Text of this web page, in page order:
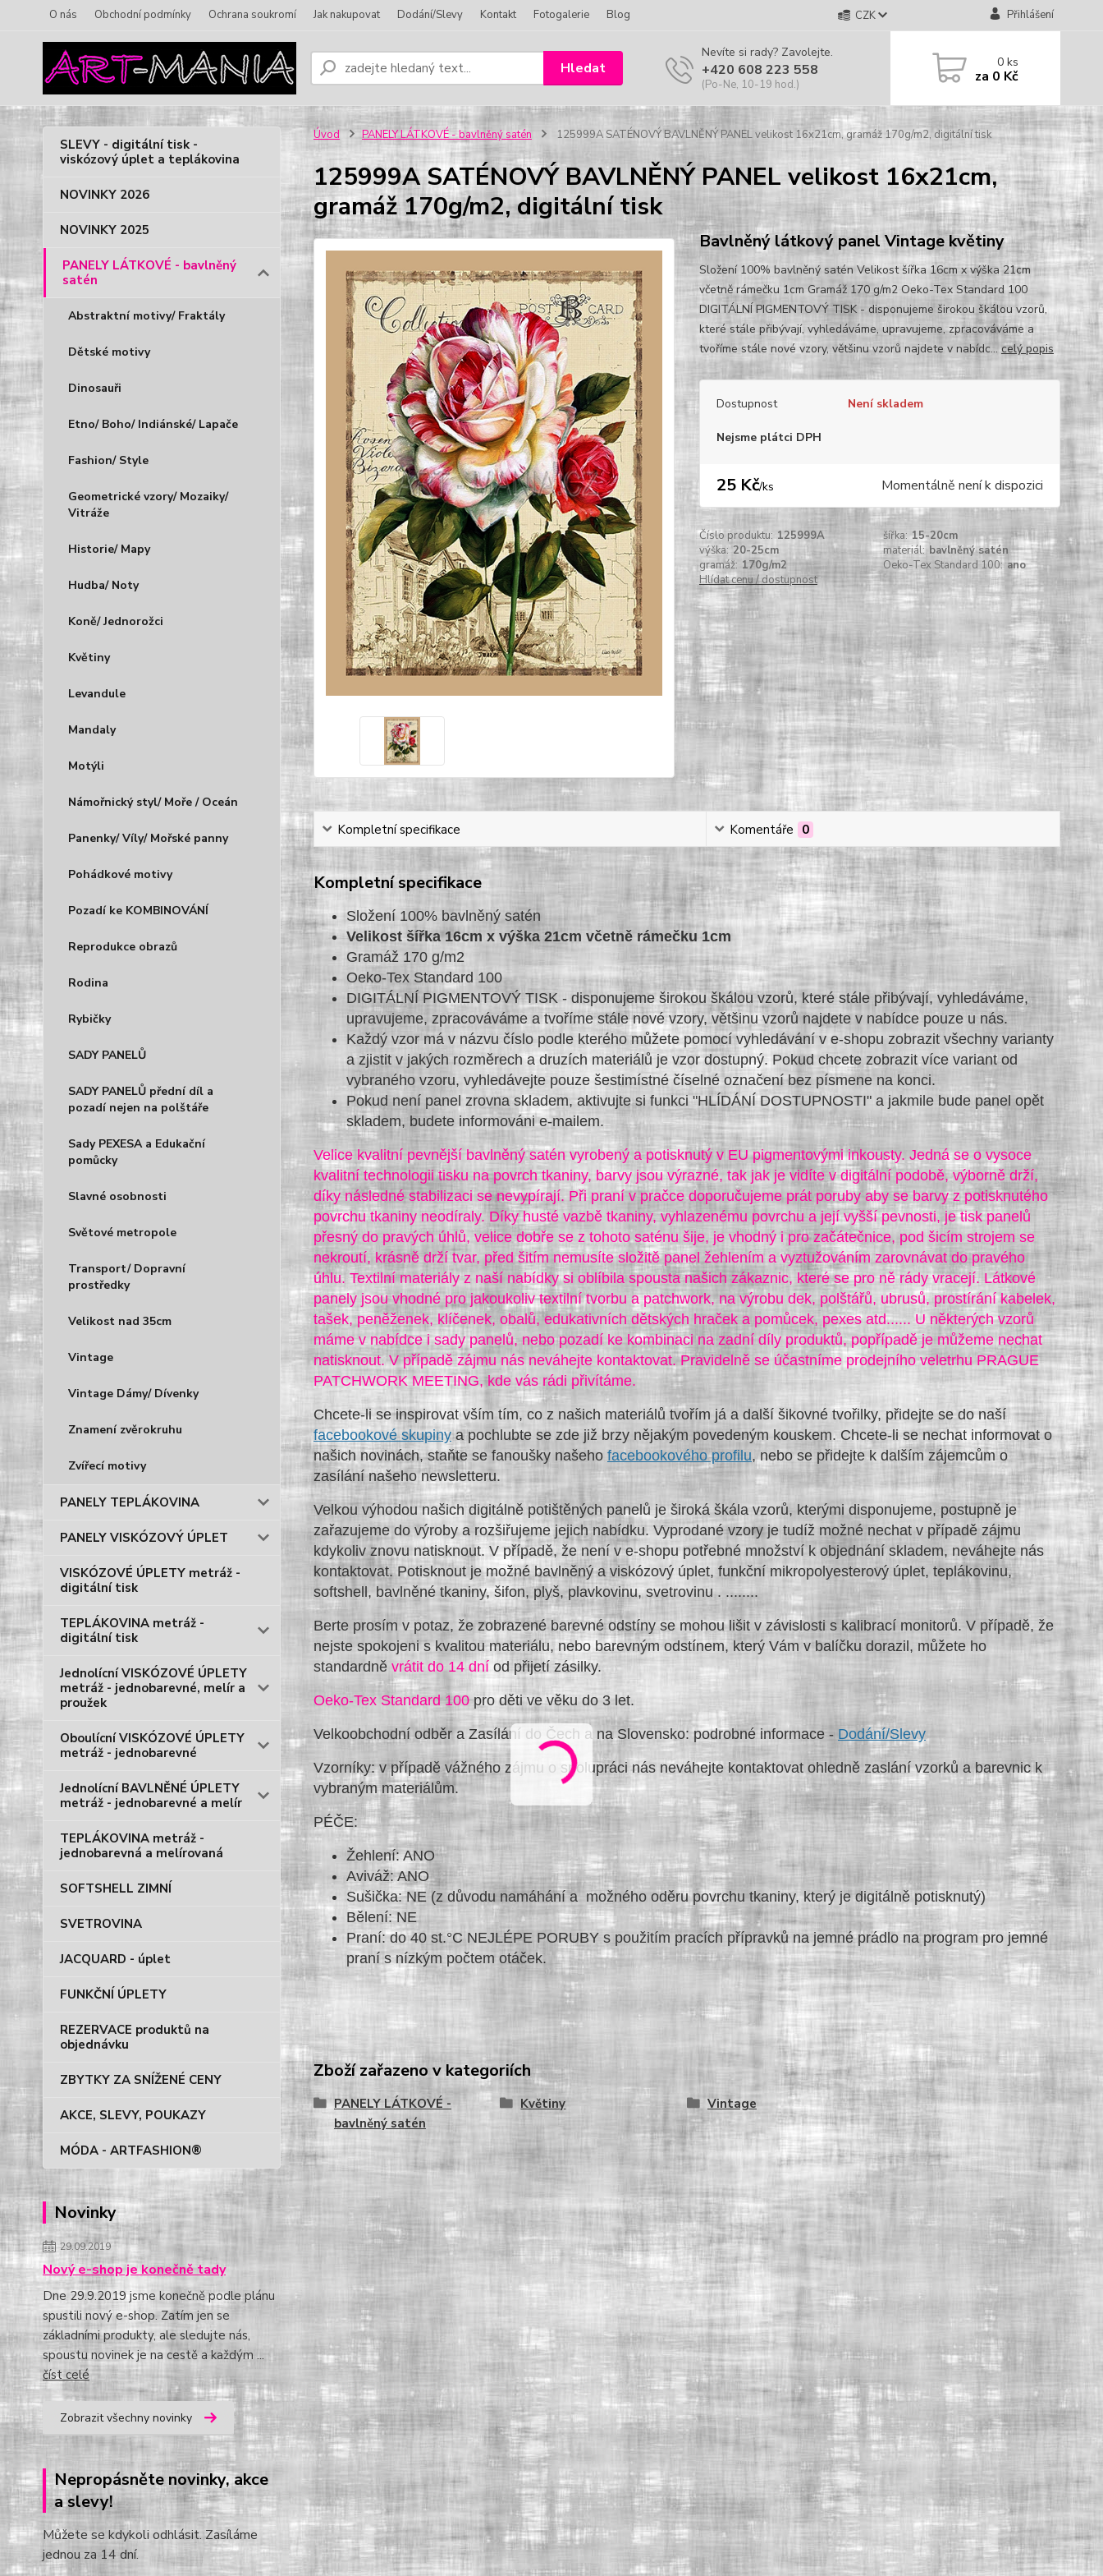
O nás Obchodní podmínky Ochrana soukromí Jak nakupovat Dodání/Slevy Kontakt Fotogalerie Blog CZK Přihlášení
Hledat
Nevíte si rady? Zavolejte.
+420 608 223 558
(Po-Ne, 10-19 hod.)
0ks
za 0 Kč
SLEVY - digitální tisk -
viskózový úplet a teplákovina
NOVINKY 2026
NOVINKY 2025
PANELY LÁTKOVÉ - bavlněný
satén
Abstraktní motivy/ Fraktály
Dětské motivy
Dinosauři
Etno/ Boho/ Indiánské/ Lapače
Fashion/ Style
Geometrické vzory/ Mozaiky/
Vitráže
Historie/ Mapy
Hudba/ Noty
Koně/ Jednorožci
Květiny
Levandule
Mandaly
Motýli
Námořnický styl/ Moře / Oceán
Panenky/ Víly/ Mořské panny
Pohádkové motivy
Pozadí ke KOMBINOVÁNÍ
Reprodukce obrazů
Rodina
Rybičky
SADY PANELŮ
SADY PANELŮ přední díl a
pozadí nejen na polštáře
Sady PEXESA a Edukační
pomůcky
Slavné osobnosti
Světové metropole
Transport/ Dopravní
prostředky
Velikost nad 35cm
Vintage
Vintage Dámy/ Dívenky
Znamení zvěrokruhu
Zvířecí motivy
PANELY TEPLÁKOVINA
PANELY VISKÓZOVÝ ÚPLET
VISKÓZOVÉ ÚPLETY metráž -
digitální tisk
TEPLÁKOVINA metráž -
digitální tisk
Jednolícní VISKÓZOVÉ ÚPLETY
metráž - jednobarevné, melír a
proužek
Oboulícní VISKÓZOVÉ ÚPLETY
metráž - jednobarevné
Jednolícní BAVLNĚNÉ ÚPLETY
metráž - jednobarevné a melír
TEPLÁKOVINA metráž -
jednobarevná a melírovaná
SOFTSHELL ZIMNÍ
SVETROVINA
JACQUARD - úplet
FUNKČNÍ ÚPLETY
REZERVACE produktů na
objednávku
ZBYTKY ZA SNÍŽENÉ CENY
AKCE, SLEVY, POUKAZY
MÓDA - ARTFASHION®
Novinky
29.09.2019
Nový e-shop je konečně tady
Dne 29.9.2019 jsme konečně podle plánu
spustili nový e-shop. Zatím jen se
základními produkty, ale sledujte nás,
spoustu novinek je na cestě a každým ...
číst celé
Zobrazit všechny novinky
Nepropásněte novinky, akce
a slevy!
Můžete se kdykoli odhlásit. Zasíláme
jednou za 14 dní.
Úvod PANELY LÁTKOVÉ - bavlněný satén 125999A SATÉNOVÝ BAVLNĚNÝ PANEL velikost 16x21cm, gramáž 170g/m2, digitální tisk
125999A SATÉNOVÝ BAVLNĚNÝ PANEL velikost 16x21cm,
gramáž 170g/m2, digitální tisk
Bavlněný látkový panel Vintage květiny
Složení 100% bavlněný satén Velikost šířka 16cm x výška 21cm
včetně rámečku 1cm Gramáž 170 g/m2 Oeko-Tex Standard 100
DIGITÁLNÍ PIGMENTOVÝ TISK - disponujeme širokou škálou vzorů,
které stále přibývají, vyhledáváme, upravujeme, zpracováváme a
tvoříme stále nové vzory, většinu vzorů najdete v nabídc...celý popis
Dostupnost Není skladem
Nejsme plátci DPH
25 Kč/ks Momentálně není k dispozici
Číslo produktu: 125999A šířka: 15-20cm
výška: 20-25cm materiál: bavlněný satén
gramáž: 170g/m2 Oeko-Tex Standard 100: ano
Hlídat cenu / dostupnost
Kompletní specifikace Komentáře 0
Kompletní specifikace
Složení 100% bavlněný satén
Velikost šířka 16cm x výška 21cm včetně rámečku 1cm
Gramáž 170 g/m2
Oeko-Tex Standard 100
DIGITÁLNÍ PIGMENTOVÝ TISK - disponujeme širokou škálou vzorů, které stále přibývají, vyhledáváme,
upravujeme, zpracováváme a tvoříme stále nové vzory, většinu vzorů najdete v nabídce pouze u nás.
Každý vzor má v názvu číslo podle kterého můžete pomocí vyhledávání v e-shopu zobrazit všechny varianty
a zjistit v jakých rozměrech a druzích materiálů je vzor dostupný. Pokud chcete zobrazit více variant od
vybraného vzoru, vyhledávejte pouze šestimístné číselné označení bez písmene na konci.
Pokud není panel zrovna skladem, aktivujte si funkci "HLÍDÁNÍ DOSTUPNOSTI" a jakmile bude panel opět
skladem, budete informováni e-mailem.
Velice kvalitní pevnější bavlněný satén vyrobený a potisknutý v EU pigmentovými inkousty. Jedná se o vysoce
kvalitní technologii tisku na povrch tkaniny, barvy jsou výrazné, tak jak je vidíte v digitální podobě, výborně drží,
díky následné stabilizaci se nevypírají. Při praní v pračce doporučujeme prát poruby aby se barvy z potisknutého
povrchu tkaniny neodíraly. Díky husté vazbě tkaniny, vyhlazenému povrchu a její vyšší pevnosti, je tisk panelů
přesný do pravých úhlů, velice dobře se z tohoto saténu šije, je vhodný i pro začátečnice, pod šicím strojem se
nekroutí, krásně drží tvar, před šitím nemusíte složitě panel žehlením a vyztužováním zarovnávat do pravého
úhlu. Textilní materiály z naší nabídky si oblíbila spousta našich zákaznic, které se pro ně rády vracejí. Látkové
panely jsou vhodné pro jakoukoliv textilní tvorbu a patchwork, na výrobu dek, polštářů, ubrusů, prostírání kabelek,
tašek, peněženek, klíčenek, obalů, edukativních dětských hraček a pomůcek, pexes atd...... U některých vzorů
máme v nabídce i sady panelů, nebo pozadí ke kombinaci na zadní díly produktů, popřípadě je můžeme nechat
natisknout. V případě zájmu nás neváhejte kontaktovat. Pravidelně se účastníme prodejního veletrhu PRAGUE
PATCHWORK MEETING, kde vás rádi přivítáme.
Chcete-li se inspirovat vším tím, co z našich materiálů tvořím já a další šikovné tvořilky, přidejte se do naší
facebookové skupinya pochlubte se zde již brzy nějakým povedeným kouskem. Chcete-li se nechat informovat o
našich novinách, staňte se fanoušky našeho facebookového profilu, nebo se přidejte k dalším zájemcům o
zasílání našeho newsletteru.
Velkou výhodou našich digitálně potištěných panelů je široká škála vzorů, kterými disponujeme, postupně je
zařazujeme do výroby a rozšiřujeme jejich nabídku. Vyprodané vzory je tudíž možné nechat v případě zájmu
kdykoliv znovu natisknout. V případě, že není v e-shopu potřebné množství k objednání skladem, neváhejte nás
kontaktovat. Potisknout je možné bavlněný a viskózový úplet, funkční mikropolyesterový úplet, teplákovinu,
softshell, bavlněné tkaniny, šifon, plyš, plavkovinu, svetrovinu . ........
Berte prosím v potaz, že zobrazené barevné odstíny se mohou lišit v závislosti s kalibrací monitorů. V případě, že
nejste spokojeni s kvalitou materiálu, nebo barevným odstínem, který Vám v balíčku dorazil, můžete ho
standardně vrátit do 14 dníod přijetí zásilky.
Oeko-Tex Standard 100pro děti ve věku do 3 let.
Velkoobchodní odběr a Zasílání do Čech a na Slovensko: podrobné informace - Dodání/Slevy
Vzorníky: v případě vážného zájmu o spolupráci nás neváhejte kontaktovat ohledně zaslání vzorků a barevnic k
vybraným materiálům.
PÉČE:
Žehlení: ANO
Aviváž: ANO
Sušička: NE (z důvodu namáhání a možného oděru povrchu tkaniny, který je digitálně potisknutý)
Bělení: NE
Praní: do 40 st.°C NEJLÉPE PORUBY s použitím pracích přípravků na jemné prádlo na program pro jemné
praní s nízkým počtem otáček.
Zboží zařazeno v kategoriích
PANELY LÁTKOVÉ -
bavlněný satén
Květiny Vintage